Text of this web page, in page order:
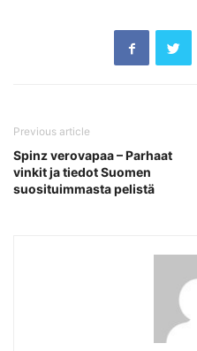
Previous article
Spinz verovapaa – Parhaat
vinkit ja tiedot Suomen
suosituimmasta pelistä